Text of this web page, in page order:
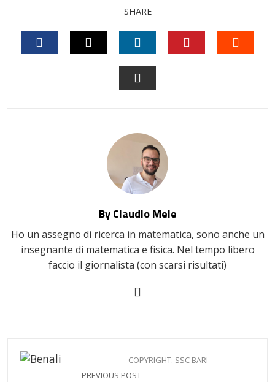
SHARE
TWITTERLINKEDIN
By Claudio Mele
Ho un assegno di ricerca in matematica, sono anche un
insegnante di matematica e fisica. Nel tempo libero
faccio il giornalista (con scarsi risultati)
COPYRIGHT: SSC BARI
PREVIOUS POST